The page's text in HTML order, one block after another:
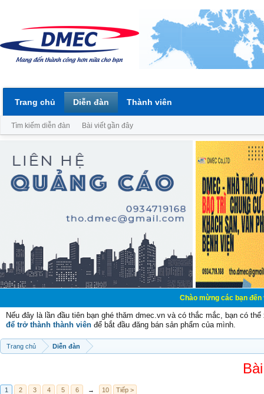
Chào mừng các bạn đến với Diễn
Nếu đây là lần đầu tiên bạn ghé thăm dmec.vn và có thắc mắc, bạn có
để trở thành thành viên để bắt đầu đăng bán sản phẩm của mình.
Trang chủ Diễn đàn
1 2 3 4 5 6 → 10 Tiếp >
Trang chủ Diễn đàn
Tìm kiếm diễn đàn Bài viết gần đây
Thành viên